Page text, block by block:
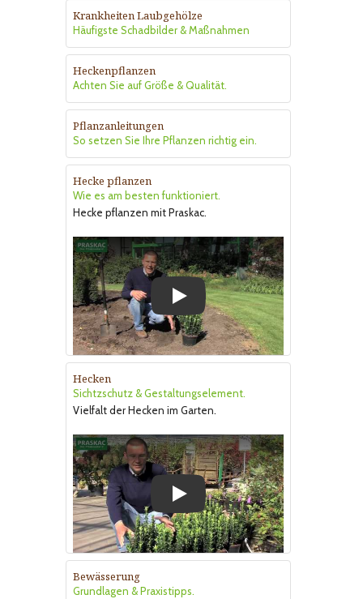
Krankheiten Laubgehölze
Häufigste Schadbilder & Maßnahmen
Heckenpflanzen
Achten Sie auf Größe & Qualität.
Pflanzanleitungen
So setzen Sie Ihre Pflanzen richtig ein.
Hecke pflanzen
Wie es am besten funktioniert.
Hecke pflanzen mit Praskac.
Hecken
Sichtzschutz & Gestaltungselement.
Vielfalt der Hecken im Garten.
Bewässerung
Grundlagen & Praxistipps.